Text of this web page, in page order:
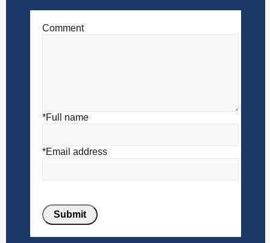
Comment
*Full name
*Email address